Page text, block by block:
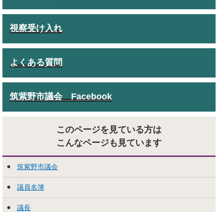
視察受け入れ
よくある質問
筑紫野市議会 Facebook
このページを見ている方は
こんなページも見ています
筑紫野市議会
議員名簿
議長